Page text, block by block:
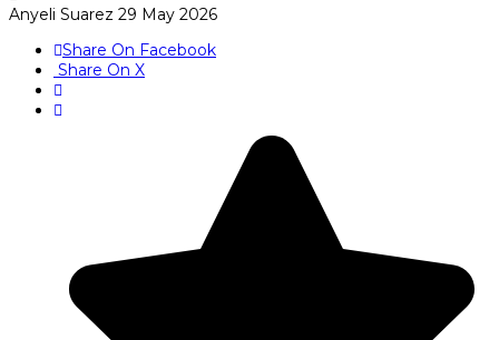
Anyeli Suarez 29 May 2026
Share On Facebook
Share On X